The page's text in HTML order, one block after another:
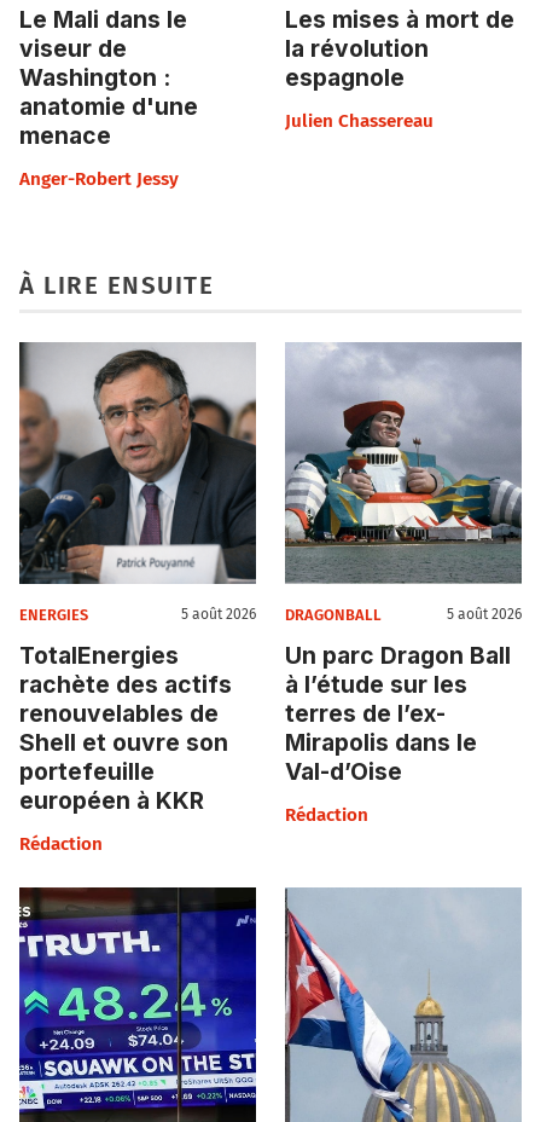
Le Mali dans le
viseur de
Washington :
anatomie d'une
menace
Anger-Robert Jessy
Les mises à mort de
la révolution
espagnole
Julien Chassereau
À LIRE ENSUITE
ENERGIES 5 août 2026
TotalEnergies
rachète des actifs
renouvelables de
Shell et ouvre son
portefeuille
européen à KKR
Rédaction
DRAGONBALL 5 août 2026
Un parc Dragon Ball
à l’étude sur les
terres de l’ex-
Mirapolis dans le
Val-d’Oise
Rédaction